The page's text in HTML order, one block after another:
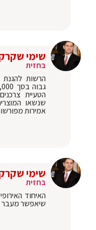
שימי
בחזית
הרשות להגנת
הטעיית
שנשאו
אמירות
שימי
בחזית
האיחוד
שיאפשר מעבר